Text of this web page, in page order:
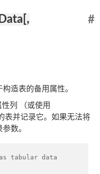
#
构造表的备用属性。
性列 （或使用
表并记录它。如果无法将
数。
tabular data